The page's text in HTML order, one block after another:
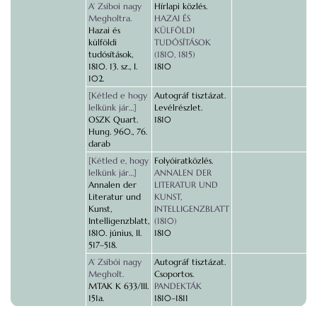
A’ Zsiboi nagy
Megholtra.
Hazai és
külföldi
tudósítások,
1810. 13. sz., I.
102.
Hírlapi közlés.
HAZAI ÉS
KÜLFÖLDI
TUDÓSÍTÁSOK
(1810, 1815)
1810
[Kétled e hogy
lelkünk jár…]
OSZK Quart.
Hung. 960., 76.
darab
Autográf tisztázat.
Levélrészlet.
1810
[Kétled e, hogy
lelkünk jár…]
Annalen der
Literatur und
Kunst,
Intelligenzblatt,
1810. június, II.
517–518.
Folyóiratközlés.
ANNALEN DER
LITERATUR UND
KUNST,
INTELLIGENZBLATT
(1810)
1810
A’ Zsibói nagy
Megholt.
MTAK K 633/III.
151a.
Autográf tisztázat.
Csoportos.
PANDEKTÁK
1810–1811